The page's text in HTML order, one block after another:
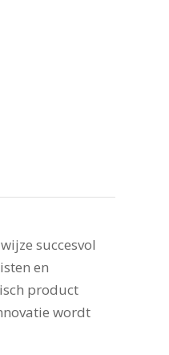
succesvol
en
product
wordt